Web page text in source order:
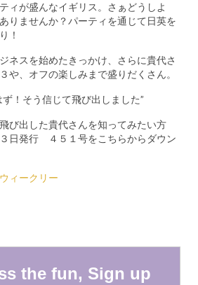
ィが盛んなイギリス。さぁどうしよ
りませんか？パーティを通じて日英を
！
ネスを始めたきっかけ、さらに貴代さ
や、オフの楽しみまで盛りだくさん。
！そう信じて飛び出しました”
び出した貴代さんを知ってみたい方
日発行 ４５１号をこちらからダウン
ィークリー